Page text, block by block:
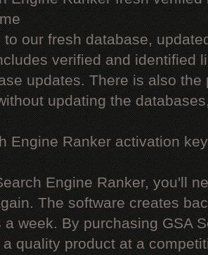
to our fresh database,
verified and identified
updates. There is also
updating the
Engine Ranker activation key
Engine Ranker, you'll
The software creates
a week. By purchasing GSA
quality product at a